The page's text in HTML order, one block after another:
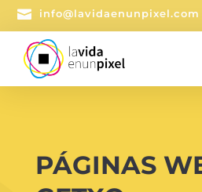
 info@lavidaenunpixel.com
PÁGINAS